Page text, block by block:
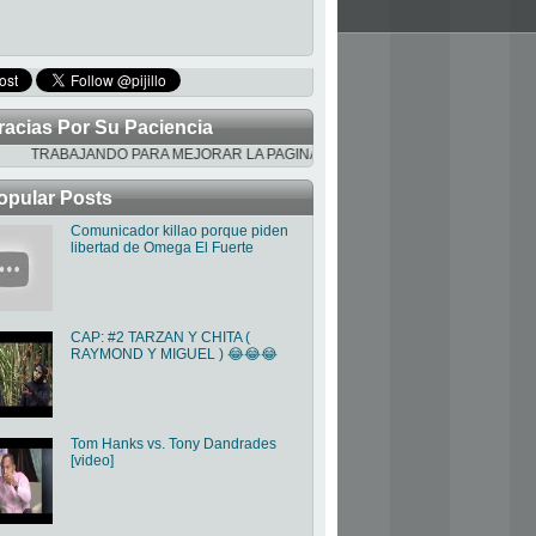
Por Su Paciencia
PARA MEJORAR LA PAGINA
Posts
Comunicador killao porque piden
libertad de Omega El Fuerte
CAP: #2 TARZAN Y CHITA (
RAYMOND Y MIGUEL ) 😂😂😂
Tom Hanks vs. Tony Dandrades
[video]